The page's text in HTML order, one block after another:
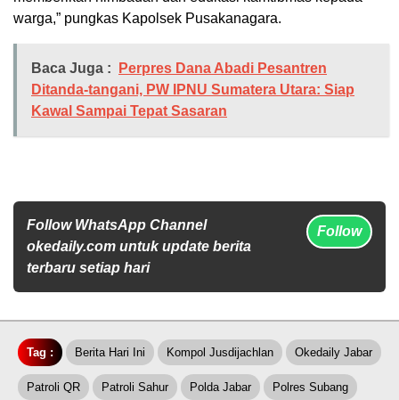
warga,” pungkas Kapolsek Pusakanagara.
Baca Juga :
Perpres Dana Abadi Pesantren
Ditanda-tangani, PW IPNU Sumatera Utara: Siap
Kawal Sampai Tepat Sasaran
Follow WhatsApp Channel
okedaily.com untuk update berita
terbaru setiap hari
Follow
Tag : Berita Hari Ini Kompol Jusdijachlan Okedaily Jabar
Patroli QR Patroli Sahur Polda Jabar Polres Subang